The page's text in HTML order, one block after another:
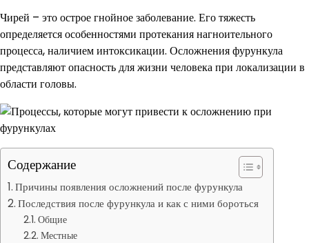
Чирей – это острое гнойное заболевание. Его тяжесть
определяется особенностями протекания нагноительного
процесса, наличием интоксикации. Осложнения фурункула
представляют опасность для жизни человека при локализации в
области головы.
Содержание
Причины появления осложнений после фурункула
Последствия после фурункула и как с ними бороться
Общие
Местные